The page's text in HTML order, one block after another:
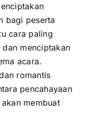
bagi peserta
cara paling
menciptakan
acara.
romantis
pencahayaan
membuat